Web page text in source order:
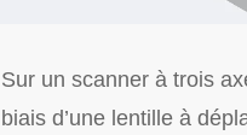
Sur un scanner à trois
biais d’une lentille à